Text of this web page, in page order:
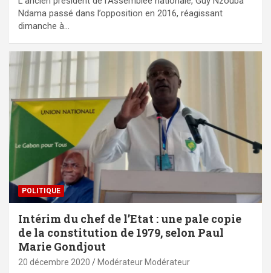
Ndama passé dans l’opposition en 2016, réagissant
dimanche à…
POLITIQUE
Intérim du chef de l’Etat : une pale copie
de la constitution de 1979, selon Paul
Marie Gondjout
20 décembre 2020 Modérateur Modérateur